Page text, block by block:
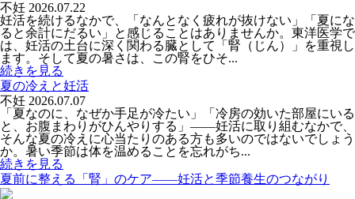
不妊 2026.07.22
妊活を続けるなかで、「なんとなく疲れが抜けない」「夏にな
ると余計にだるい」と感じることはありませんか。東洋医学で
は、妊活の土台に深く関わる臓として「腎（じん）」を重視し
ます。そして夏の暑さは、この腎をひそ...
続きを見る
夏の冷えと妊活
不妊 2026.07.07
「夏なのに、なぜか手足が冷たい」「冷房の効いた部屋にいる
と、お腹まわりがひんやりする」――妊活に取り組むなかで、
そんな夏の冷えに心当たりのある方も多いのではないでしょう
か。暑い季節は体を温めることを忘れがち...
続きを見る
夏前に整える「腎」のケア――妊活と季節養生のつながり